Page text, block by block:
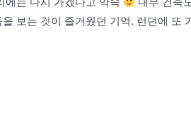
보는 것이 즐거웠던 기억. 런던에 또